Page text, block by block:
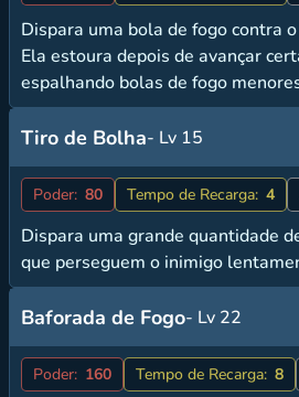
Dispara uma bola de fogo contra
Ela estoura depois de avançar
espalhando bolas de fogo
Tiro de Bolha- Lv 15
Poder: 80 Tempo de Recarga: 4
Dispara uma grande quantidade
que perseguem o inimigo
Baforada de Fogo- Lv 22
Poder: 160 Tempo de Recarga: 8